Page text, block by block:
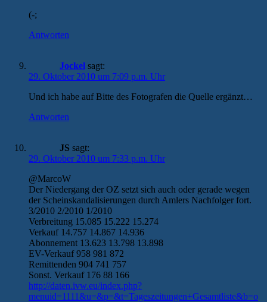
(-;
Antworten
Jockel sagt:
29. Oktober 2010 um 7:09 p.m. Uhr
Und ich habe auf Bitte des Fotografen die Quelle ergänzt…
Antworten
JS sagt:
29. Oktober 2010 um 7:33 p.m. Uhr
@MarcoW
Der Niedergang der OZ setzt sich auch oder gerade wegen
der Scheinskandalisierungen durch Amlers Nachfolger fort.
3/2010 2/2010 1/2010
Verbreitung 15.085 15.222 15.274
Verkauf 14.757 14.867 14.936
Abonnement 13.623 13.798 13.898
EV-Verkauf 958 981 872
Remittenden 904 741 757
Sonst. Verkauf 176 88 166
http://daten.ivw.eu/index.php?
menuid=1111&u=&p=&t=Tageszeitungen+Gesamtliste&b=o